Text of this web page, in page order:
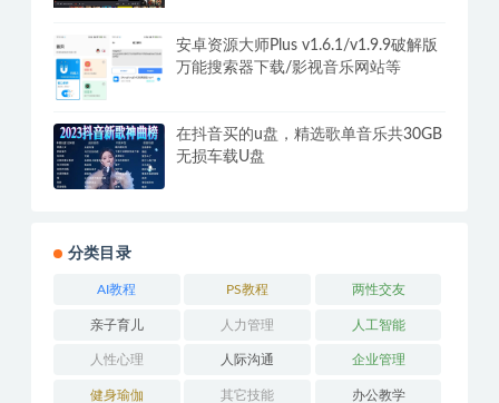
安卓资源大师Plus v1.6.1/v1.9.9破解版
万能搜索器下载/影视音乐网站等
在抖音买的u盘，精选歌单音乐共30GB
无损车载U盘
分类目录
AI教程 PS教程 两性交友
亲子育儿 人力管理 人工智能
人性心理 人际沟通 企业管理
健身瑜伽 其它技能 办公教学